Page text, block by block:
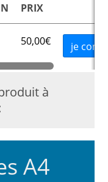
PRIX
50,00€ je
à
A4